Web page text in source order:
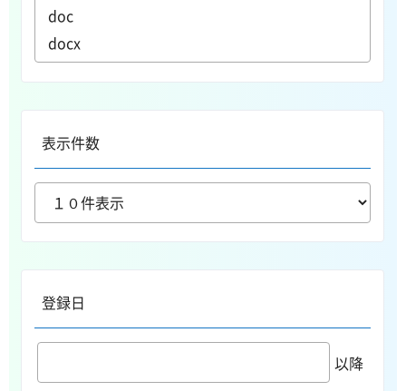
表示件数
登録日
以降